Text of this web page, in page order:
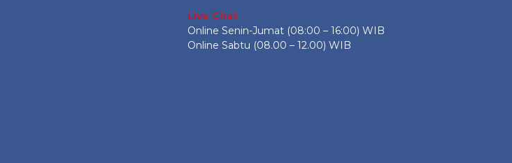
Live Chat
Online Senin-Jumat (08:00 – 16:00) WIB
Online Sabtu (08.00 – 12.00) WIB